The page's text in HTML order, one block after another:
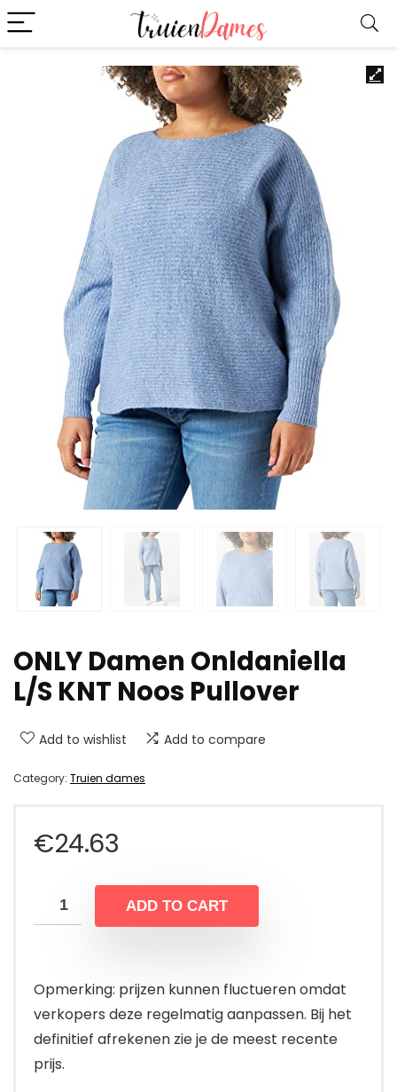
ONLY Damen Onldaniella
L/S KNT Noos Pullover
Add to wishlist Add to compare
Category: Truien dames
€24.63
ADD TO CART
Opmerking: prijzen kunnen fluctueren omdat
verkopers deze regelmatig aanpassen. Bij het
definitief afrekenen zie je de meest recente
prijs.